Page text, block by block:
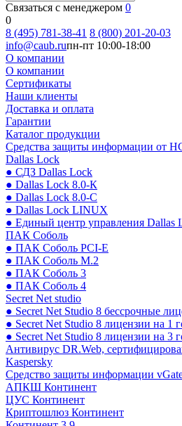
Связаться с менеджером 0
0
8 (495) 781-38-41 8 (800) 201-20-03
info@caub.ruпн-пт 10:00-18:00
О компании
О компании
Сертификаты
Наши клиенты
Доставка и оплата
Гарантии
Каталог продукции
Средства защиты информации от
Dallas Lock
● СДЗ Dallas Lock
● Dallas Lock 8.0-К
● Dallas Lock 8.0-С
● Dallas Lock LINUX
● Единый центр управления Dallas
ПАК Соболь
● ПАК Соболь PCI-E
● ПАК Соболь М.2
● ПАК Соболь 3
● ПАК Соболь 4
Secret Net studio
● Secret Net Studio 8 бессрочные
● Secret Net Studio 8 лицензии на 1
● Secret Net Studio 8 лицензии на 3
Антивирус DR.Web,
Kaspersky
Средство защиты информации
АПКШ Континент
ЦУС Континент
Криптошлюз Континент